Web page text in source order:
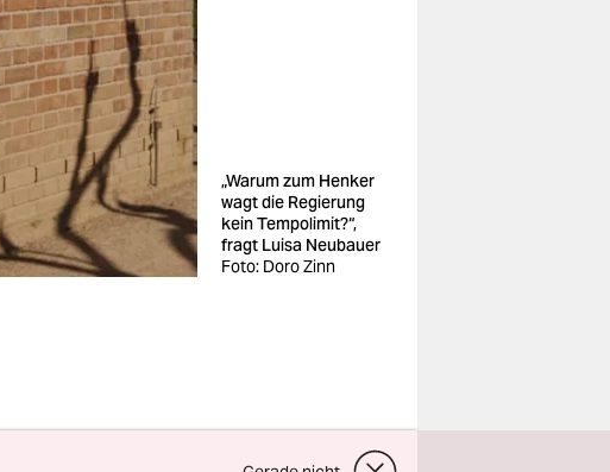
„Warum zum Henker
wagt die Regierung
kein Tempolimit?“,
fragt Luisa Neubauer
Foto: Doro Zinn